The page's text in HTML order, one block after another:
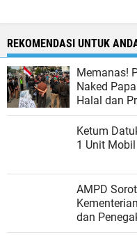
REKOMENDASI UNTUK
Memanas!
Naked
Halal dan
Ketum
1 Unit Mobil
AMPD
dan
Jabatan